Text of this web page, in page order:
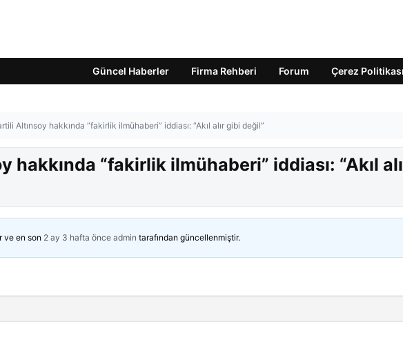
Güncel Haberler Firma Rehberi Forum Çerez Politikası
Altınsoy hakkında “fakirlik ilmühaberi” iddiası: “Akıl alır gibi değil”
hakkında “fakirlik ilmühaberi” iddiası: “Akıl
ve en son 2 ay 3 hafta önce admin tarafından güncellenmiştir.